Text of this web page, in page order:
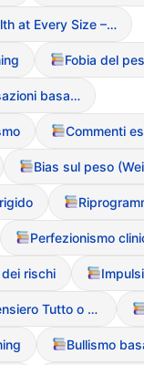
HAES (Health at Every Size – Movimento culturale)
Fobia del
Fat Talk (conversazioni basate sul disprezzo del grasso)
Bias sul peso
rischi
Dicotomia (Pensiero Tutto o Nulla)
Bullismo